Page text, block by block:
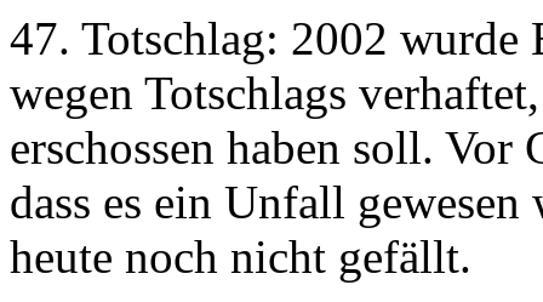
47. Totschlag: 2002 wurde
wegen Totschlags
erschossen haben soll.
dass es ein Unfall
heute noch nicht gefällt.